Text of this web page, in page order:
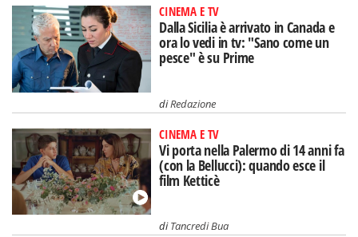
CINEMA E TV
Dalla Sicilia è arrivato in Canada e
ora lo vedi in tv: "Sano come un
pesce" è su Prime
diRedazione
CINEMA E TV
Vi porta nella Palermo di 14 anni fa
(con la Bellucci): quando esce il
film Ketticè
diTancredi Bua